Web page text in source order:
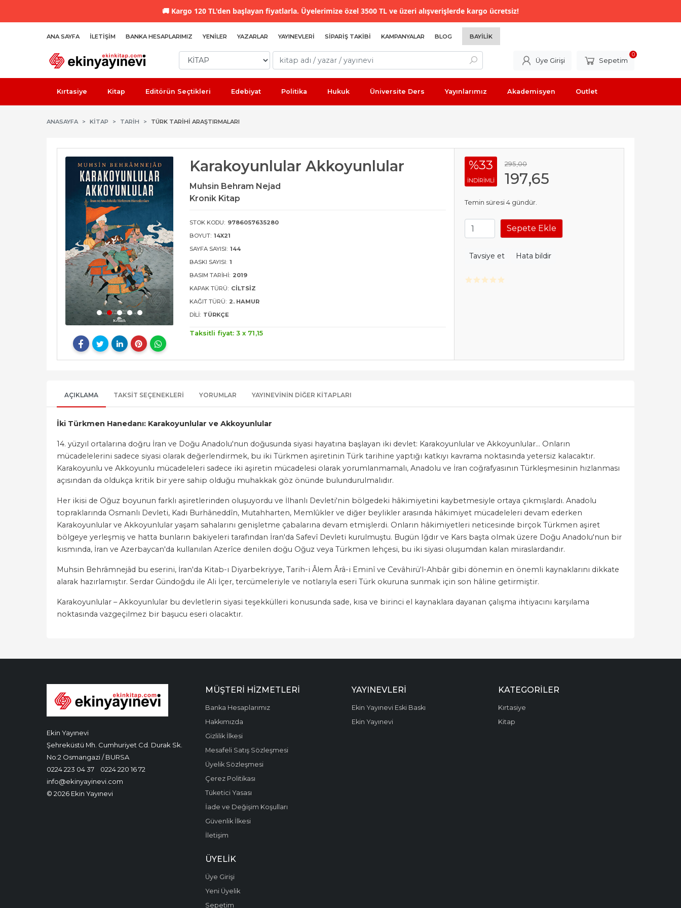
🚚 Kargo 120 TL'den başlayan fiyatlarla. Üyelerimize özel 3500 TL ve üzeri alışverişlerde kargo ücretsiz!
ANA SAYFA İLETIŞIM BANKA HESAPLARIMIZ YENILER YAZARLAR YAYINEVLERI SIPARIŞ TAKIBI KAMPANYALAR BLOG BAYILIK
Üye Girişi Sepetim
0
Kırtasiye Kitap Editörün Seçtikleri Edebiyat Politika Hukuk Üniversite Ders Yayınlarımız Akademisyen Outlet
ANASAYFA KİTAP TARIH TÜRK TARIHI ARAŞTIRMALARI
Karakoyunlular Akkoyunlular
Muhsin Behram Nejad
Kronik Kitap
STOK KODU: 9786057635280
BOYUT: 14X21
SAYFA SAYISI: 144
BASKI SAYISI: 1
BASIM TARIHI: 2019
KAPAK TÜRÜ: CILTSIZ
KAĞIT TÜRÜ: 2. HAMUR
DILI: TÜRKÇE
Taksitli fiyat: 3 x 71 ,15
%33
INDIRIMLI
295,00
197,65
Temin süresi 4 gündür.
Sepete Ekle
Tavsiye et Hata bildir
AÇIKLAMA TAKSIT SEÇENEKLERI YORUMLAR YAYINEVININ DIĞER KITAPLARI
İki Türkmen Hanedanı: Karakoyunlular ve Akkoyunlular
14. yüzyıl ortalarına doğru İran ve Doğu Anadolu'nun doğusunda siyasi hayatına başlayan iki devlet: Karakoyunlular ve Akkoyunlular… Onların
mücadelelerini sadece siyasi olarak değerlendirmek, bu iki Türkmen aşiretinin Türk tarihine yaptığı katkıyı kavrama noktasında yetersiz kalacaktır.
Karakoyunlu ve Akkoyunlu mücadeleleri sadece iki aşiretin mücadelesi olarak yorumlanmamalı, Anadolu ve İran coğrafyasının Türkleşmesinin hızlanması
açısından da oldukça kritik bir yere sahip olduğu muhakkak göz önünde bulundurulmalıdır.
Her ikisi de Oğuz boyunun farklı aşiretlerinden oluşuyordu ve İlhanlı Devleti'nin bölgedeki hâkimiyetini kaybetmesiyle ortaya çıkmışlardı. Anadolu
topraklarında Osmanlı Devleti, Kadı Burhâneddîn, Mutahharten, Memlûkler ve diğer beylikler arasında hâkimiyet mücadeleleri devam ederken
Karakoyunlular ve Akkoyunlular yaşam sahalarını genişletme çabalarına devam etmişlerdi. Onların hâkimiyetleri neticesinde birçok Türkmen aşiret
bölgeye yerleşmiş ve hatta bunların bakiyeleri tarafından İran'da Safevî Devleti kurulmuştu. Bugün Iğdır ve Kars başta olmak üzere Doğu Anadolu'nun bir
kısmında, İran ve Azerbaycan'da kullanılan Azerîce denilen doğu Oğuz veya Türkmen lehçesi, bu iki siyasi oluşumdan kalan miraslardandır.
Muhsin Behrâmnejâd bu eserini, İran'da Kitab-ı Diyarbekriyye, Tarih-i Âlem Ârâ-i Eminî ve Cevâhirü'l-Ahbâr gibi dönemin en önemli kaynaklarını dikkate
alarak hazırlamıştır. Serdar Gündoğdu ile Ali İçer, tercümeleriyle ve notlarıyla eseri Türk okuruna sunmak için son hâline getirmiştir.
Karakoyunlular – Akkoyunlular bu devletlerin siyasi teşekkülleri konusunda sade, kısa ve birinci el kaynaklara dayanan çalışma ihtiyacını karşılama
noktasında vazgeçilmez bir başucu eseri olacaktır.
Ekin Yayınevi
Şehreküstü Mh. Cumhuriyet Cd. Durak Sk.
No:2 Osmangazi / BURSA
0224 223 04 37
0224 220 16 72
info@ekinyayinevi.com
© 2026 Ekin Yayınevi
MÜŞTERI HIZMETLERI
Banka Hesaplarımız
Hakkımızda
Gizlilik İlkesi
Mesafeli Satış Sözleşmesi
Üyelik Sözleşmesi
Çerez Politikası
Tüketici Yasası
İade ve Değişim Koşulları
Güvenlik İlkesi
İletişim
YAYINEVLERI
Ekin Yayınevi Eski Baskı
Ekin Yayınevi
KATEGORILER
Kırtasiye
Kitap
ÜYELIK
Üye Girişi
Yeni Üyelik
Sepetim